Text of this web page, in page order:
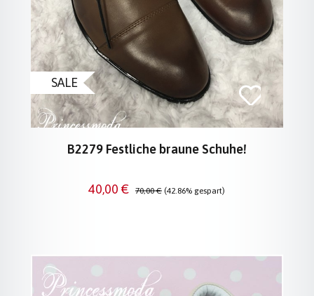
SALE
B2279 Festliche braune Schuhe!
Verkaufspreis:
40,00 € Regulärer Preis:
70,00 € (42.86% gespart)